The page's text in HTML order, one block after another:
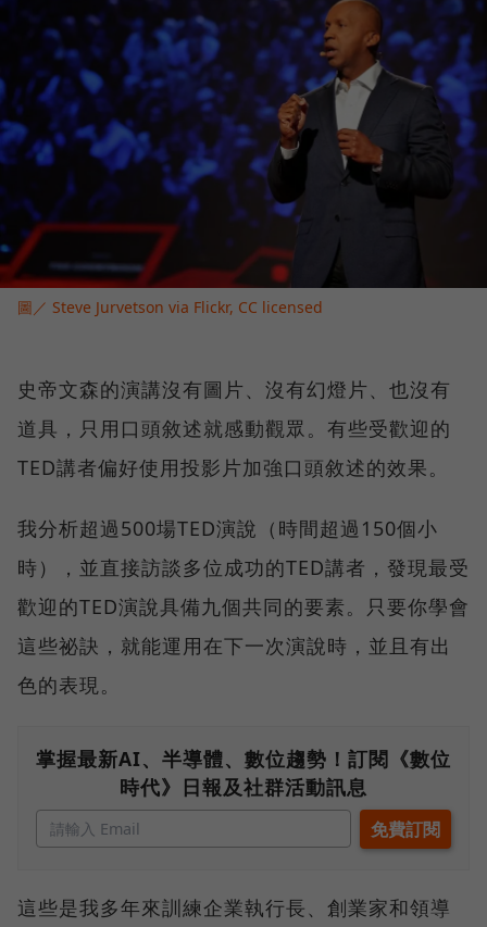
圖／ Steve Jurvetson via Flickr, CC licensed
史帝文森的演講沒有圖片、沒有幻燈片、也沒有
道具，只用口頭敘述就感動觀眾。有些受歡迎的
TED講者偏好使用投影片加強口頭敘述的效果。
我分析超過500場TED演說（時間超過150個小
時），並直接訪談多位成功的TED講者，發現最受
歡迎的TED演說具備九個共同的要素。只要你學會
這些祕訣，就能運用在下一次演說時，並且有出
色的表現。
掌握最新AI、半導體、數位趨勢！訂閱《數位
時代》日報及社群活動訊息
這些是我多年來訓練企業執行長、創業家和領導